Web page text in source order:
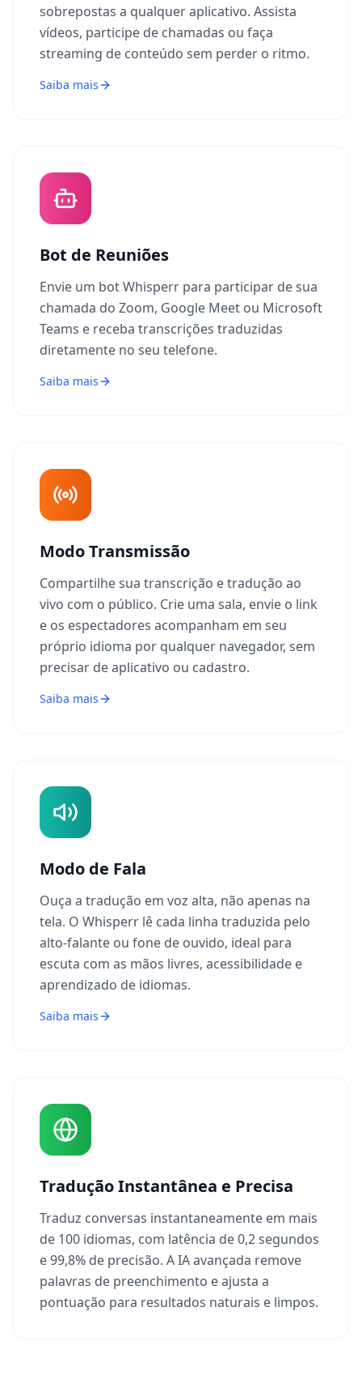
sobrepostas a qualquer aplicativo. Assista
vídeos, participe de chamadas ou faça
streaming de conteúdo sem perder o ritmo.
Saiba mais
Bot de Reuniões
Envie um bot Whisperr para participar de sua
chamada do Zoom, Google Meet ou Microsoft
Teams e receba transcrições traduzidas
diretamente no seu telefone.
Saiba mais
Modo Transmissão
Compartilhe sua transcrição e tradução ao
vivo com o público. Crie uma sala, envie o link
e os espectadores acompanham em seu
próprio idioma por qualquer navegador, sem
precisar de aplicativo ou cadastro.
Saiba mais
Modo de Fala
Ouça a tradução em voz alta, não apenas na
tela. O Whisperr lê cada linha traduzida pelo
alto-falante ou fone de ouvido, ideal para
escuta com as mãos livres, acessibilidade e
aprendizado de idiomas.
Saiba mais
Tradução Instantânea e Precisa
Traduz conversas instantaneamente em mais
de 100 idiomas, com latência de 0,2 segundos
e 99,8% de precisão. A IA avançada remove
palavras de preenchimento e ajusta a
pontuação para resultados naturais e limpos.